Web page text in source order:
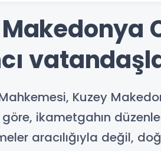
Makedonya
Kuzey
ikametgahın
aracılığıyla değil,